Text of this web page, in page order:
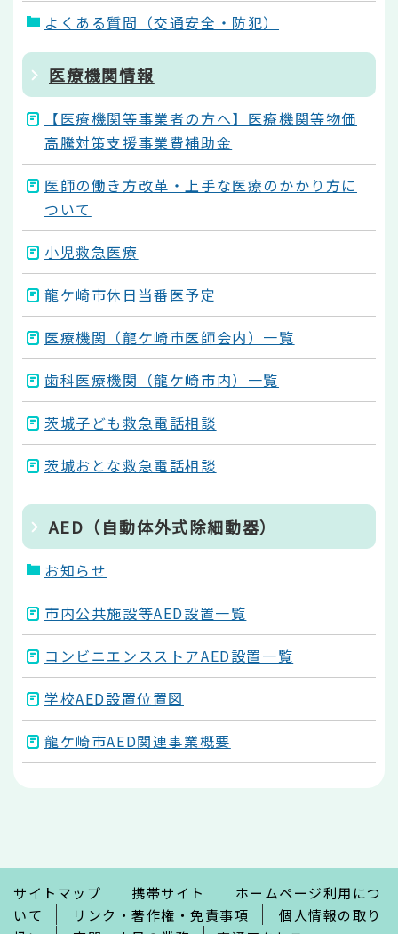
よくある質問（交通安全・防犯）
医療機関情報
【医療機関等事業者の方へ】医療機関等物価
高騰対策支援事業費補助金
医師の働き方改革・上手な医療のかかり方に
ついて
小児救急医療
龍ケ崎市休日当番医予定
医療機関（龍ケ崎市医師会内）一覧
歯科医療機関（龍ケ崎市内）一覧
茨城子ども救急電話相談
茨城おとな救急電話相談
AED（自動体外式除細動器）
お知らせ
市内公共施設等AED設置一覧
コンビニエンスストアAED設置一覧
学校AED設置位置図
龍ケ崎市AED関連事業概要
で
サイトマップ 携帯サイト
ホームページ利用につ
いて
リンク・著作権・免責事項
個人情報の取り